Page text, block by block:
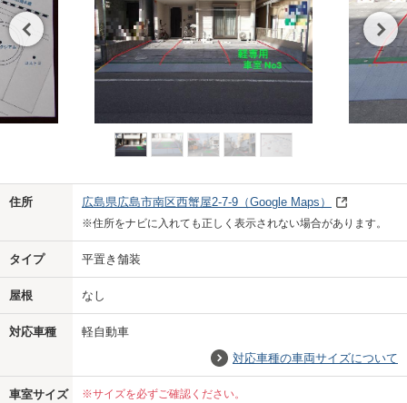
Previo
住所 広島県広島市南区西蟹屋2-7-9 （Google Maps）
※住所をナビに入れても正しく表示されない場合があります。
タイプ 平置き舗装
屋根 なし
対応車種
軽自動車
対応車種の車両サイズについて
車室サイズ ※サイズを必ずご確認ください。